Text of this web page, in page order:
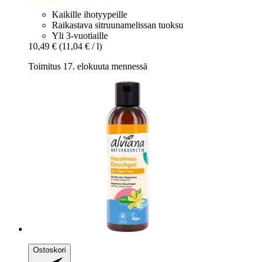
Kaikille ihotyypeille
Raikastava sitruunamelissan tuoksu
Yli 3-vuotiaille
10,49 € (11,04 € / l)
Toimitus 17. elokuuta mennessä
Ostoskori